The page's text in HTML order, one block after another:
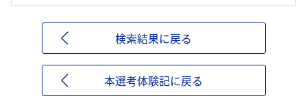
検索結果に戻る
本選考体験記に戻る